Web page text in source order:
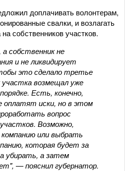
доплачивать волонтерам,
свалки, и возлагать
собственников участков.
а собственник не
и не ликвидирует
это сделало третье
участка возмещал уже
Есть, конечно,
оплатят иски, но в этом
вопрос
Возможно,
или выбрать
которая будет за
убирать, а затем
— пояснил губернатор.